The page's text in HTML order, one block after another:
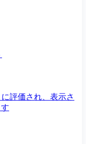
評価され、表示さ